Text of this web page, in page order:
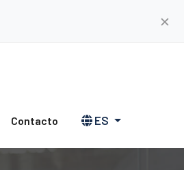
✕
Contacto ES